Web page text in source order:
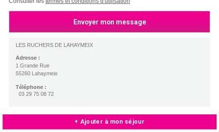
LES RUCHERS DE LAHAYMEIX
Adresse :
1 Grande Rue
55260 Lahaymeix
Téléphone :
03 29 75 08 72
+ Ajouter à mon séjour